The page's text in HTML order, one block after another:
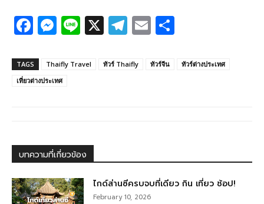
F
a
c
e
o
k
M
e
ss
e
er
Li
n
e
X T
el
e
E
m
ail ar
TAGS Thaifly Travel ทัวร์ Thaifly ทัวร์จีน
ทัวร์ต่างประเทศ
เที่ยวต่างประเทศ
บทความที่เกี่ยวข้อง
ไกด์ส่านซีครบจบที่เดียว กิน เที่ยว ช้อป!
February 10, 2026